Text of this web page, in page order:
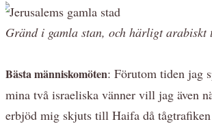
Gränd i gamla stan, och härligt arabiskt
Bästa människomöten: Förutom tiden jag
mina två israeliska vänner vill jag även
erbjöd mig skjuts till Haifa då tågtrafiken